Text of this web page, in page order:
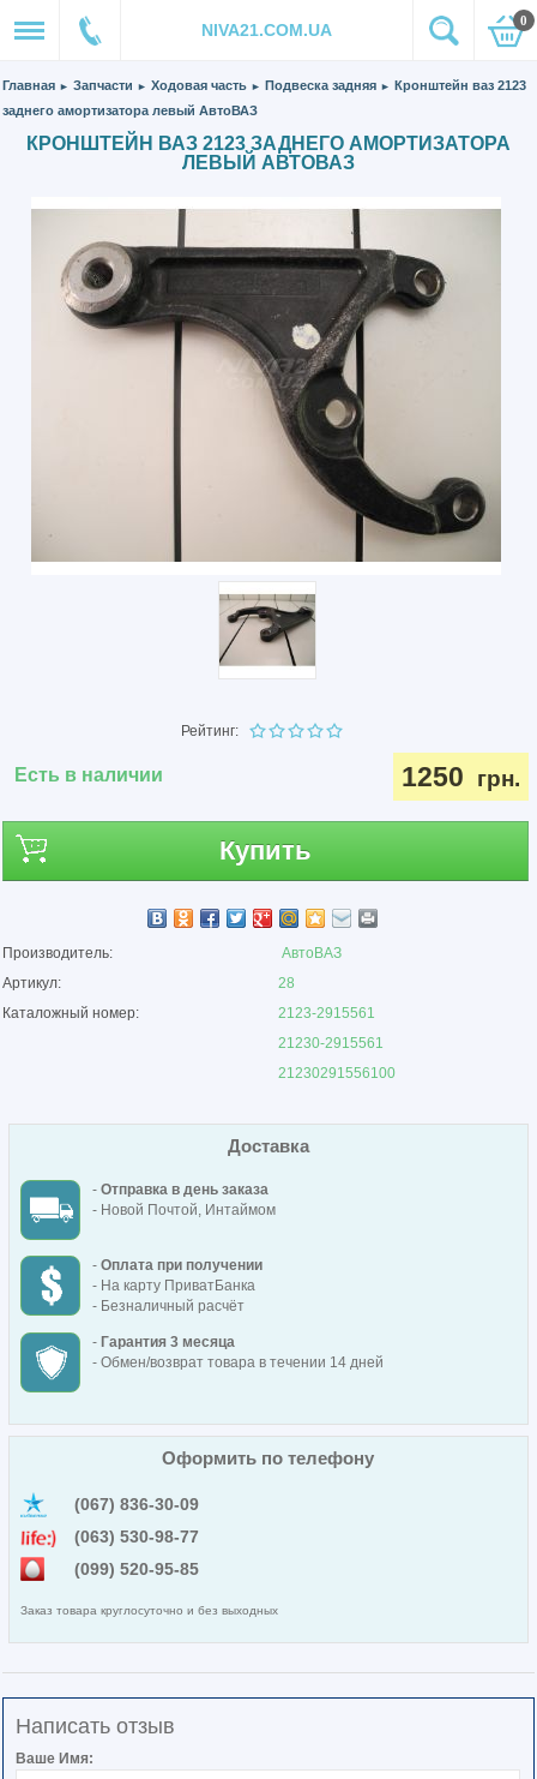
NIVA21.COM.UA 0
Главная ► Запчасти ► Ходовая часть ► Подвеска задняя ► Кронштейн ваз 2123
заднего амортизатора левый АвтоВАЗ
КРОНШТЕЙН ВАЗ 2123 ЗАДНЕГО АМОРТИЗАТОРА
ЛЕВЫЙ АВТОВАЗ
Рейтинг:
Есть в наличии 1250 грн.
Купить
Производитель:
АвтоВАЗ
Артикул:
28
Каталожный номер:
2123-2915561
21230-2915561
21230291556100
Доставка
- Отправка в день заказа
- Новой Почтой, Интаймом
- Оплата при получении
- На карту ПриватБанка
- Безналичный расчёт
- Гарантия 3 месяца
- Обмен/возврат товара в течении 14 дней
Оформить по телефону
(067) 836-30-09
(063) 530-98-77
(099) 520-95-85
Заказ товара круглосуточно и без выходных
Написать отзыв
Ваше Имя: